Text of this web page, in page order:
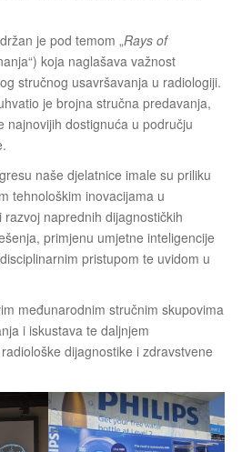
je pod temom „Rays of
koja naglašava važnost
stručnog usavršavanja u radiologiji.
je brojna stručna predavanja,
najnovijih dostignuća u području
naše djelatnice imale su priliku
tehnološkim inovacijama u
naprednih dijagnostičkih
primjenu umjetne inteligencije
pristupom te uvidom u
međunarodnim stručnim skupovima
i iskustava te daljnjem
dijagnostike i zdravstvene